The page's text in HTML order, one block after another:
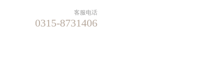
客服电话
0315-8731406